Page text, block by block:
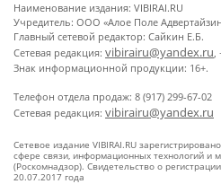
Наименование издания: VIBIRAI.RU
Учредитель: ООО «Алое Поле
Главный сетевой редактор: Сайкин Е.Б.
Сетевая редакция: vibirairu@yandex.ru,
Знак информационной продукции: 16+.
Телефон отдела продаж: 8 (917) 299-67-02
Сетевая редакция: vibirairu@yandex.ru
Сетевое издание VIBIRAI.RU
сфере связи, информационных технологий и
(Роскомнадзор). Свидетельство о
20.07.2017 года